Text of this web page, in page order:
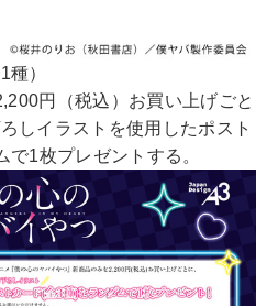
）
円（税込）お買い上げごと
しイラストを使用したポスト
1枚プレゼントする。